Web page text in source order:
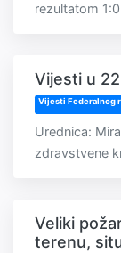
rezultatom
Vijesti u
Vijesti Federalnog
Urednica:
zdravstvene
Veliki
terenu,